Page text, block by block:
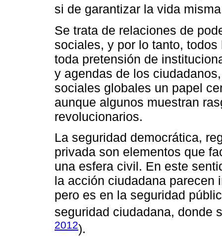
si de garantizar la vida
Se trata de relaciones de
sociales, y por lo tanto,
toda pretensión de
y agendas de los
sociales globales un papel
aunque algunos muestran
revolucionarios.
La seguridad democrática,
privada son elementos que
una esfera civil. En este
la acción ciudadana parecen
pero es en la seguridad
seguridad ciudadana, donde
2012).